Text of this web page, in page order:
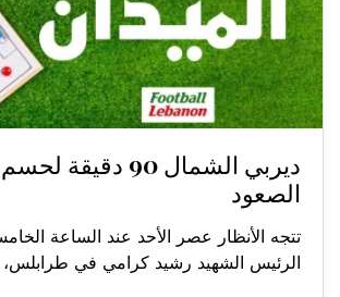
ديربي الشمال 90
الصعود
تتجه الأنظار عصر الأحد عند الساعة
الرئيس الشهيد رشيد كرامي في طرابلس،